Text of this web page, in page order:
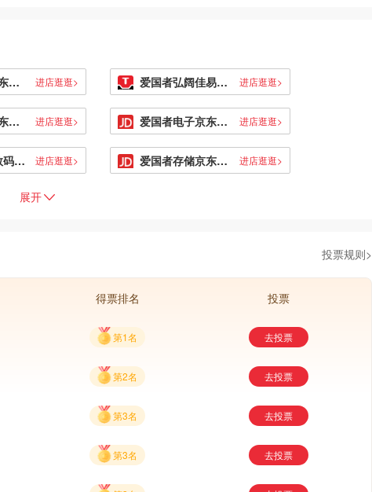
好的售后服务。那么散热器有哪些好品
牌呢?一起来了解一下这些品牌吧!
爱国者DIY京东自营官方旗舰店 进店逛逛> 爱国者弘阔佳易专卖店 进店逛逛>
爱国者DIY京东自营官方旗舰店 进店逛逛> 爱国者电子京东自营旗舰店 进店逛逛>
aigo爱国者数码相框京东自营旗舰店 进店逛逛> 爱国者存储京东自营旗舰店 进店逛逛>
展开
投票规则>
得票排名 投票
第1名 去投票
第2名 去投票
第3名 去投票
第3名 去投票